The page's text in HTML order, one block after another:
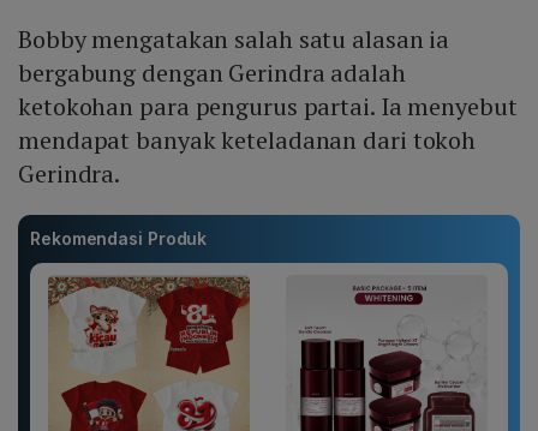
Bobby mengatakan salah satu alasan ia
bergabung dengan Gerindra adalah
ketokohan para pengurus partai. Ia menyebut
mendapat banyak keteladanan dari tokoh
Gerindra.
Rekomendasi Produk